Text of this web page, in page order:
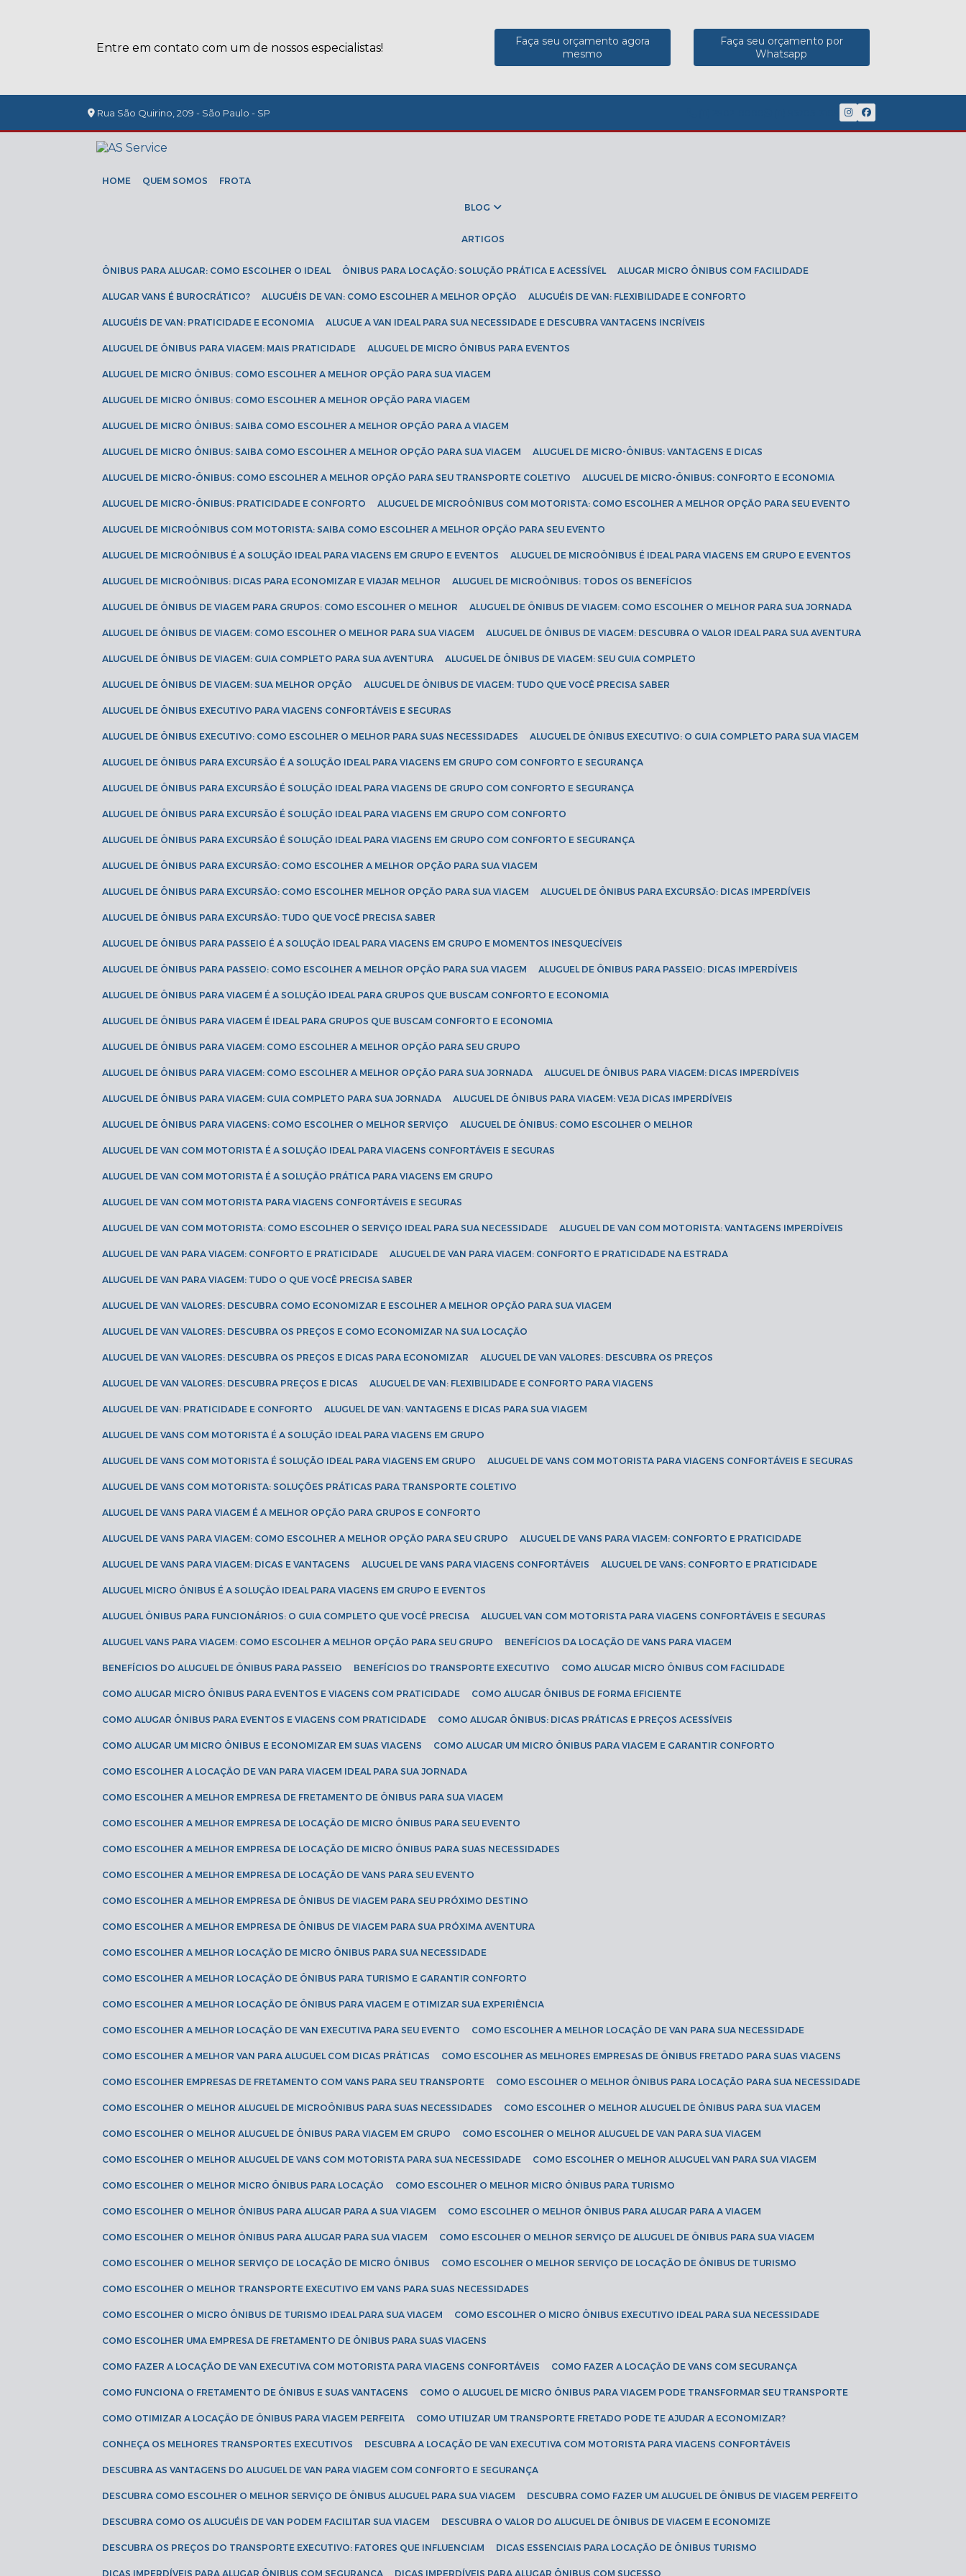
Entre em contato com um de nossos especialistas!
Faça seu orçamento agora
mesmo
Faça seu orçamento por
Whatsapp
Rua São Quirino, 209 - São Paulo - SP
HOME QUEM SOMOS FROTA
BLOG
ARTIGOS
ÔNIBUS PARA ALUGAR: COMO ESCOLHER O IDEAL ÔNIBUS PARA LOCAÇÃO: SOLUÇÃO PRÁTICA E ACESSÍVEL ALUGAR MICRO ÔNIBUS COM FACILIDADE
ALUGAR VANS É BUROCRÁTICO? ALUGUÉIS DE VAN: COMO ESCOLHER A MELHOR OPÇÃO ALUGUÉIS DE VAN: FLEXIBILIDADE E CONFORTO
ALUGUÉIS DE VAN: PRATICIDADE E ECONOMIA ALUGUE A VAN IDEAL PARA SUA NECESSIDADE E DESCUBRA VANTAGENS INCRÍVEIS
ALUGUEL DE ÔNIBUS PARA VIAGEM: MAIS PRATICIDADE ALUGUEL DE MICRO ÔNIBUS PARA EVENTOS
ALUGUEL DE MICRO ÔNIBUS: COMO ESCOLHER A MELHOR OPÇÃO PARA SUA VIAGEM
ALUGUEL DE MICRO ÔNIBUS: COMO ESCOLHER A MELHOR OPÇÃO PARA VIAGEM
ALUGUEL DE MICRO ÔNIBUS: SAIBA COMO ESCOLHER A MELHOR OPÇÃO PARA A VIAGEM
ALUGUEL DE MICRO ÔNIBUS: SAIBA COMO ESCOLHER A MELHOR OPÇÃO PARA SUA VIAGEM ALUGUEL DE MICRO-ÔNIBUS: VANTAGENS E DICAS
ALUGUEL DE MICRO-ÔNIBUS: COMO ESCOLHER A MELHOR OPÇÃO PARA SEU TRANSPORTE COLETIVO ALUGUEL DE MICRO-ÔNIBUS: CONFORTO E ECONOMIA
ALUGUEL DE MICRO-ÔNIBUS: PRATICIDADE E CONFORTO ALUGUEL DE MICROÔNIBUS COM MOTORISTA: COMO ESCOLHER A MELHOR OPÇÃO PARA SEU EVENTO
ALUGUEL DE MICROÔNIBUS COM MOTORISTA: SAIBA COMO ESCOLHER A MELHOR OPÇÃO PARA SEU EVENTO
ALUGUEL DE MICROÔNIBUS É A SOLUÇÃO IDEAL PARA VIAGENS EM GRUPO E EVENTOS ALUGUEL DE MICROÔNIBUS É IDEAL PARA VIAGENS EM GRUPO E EVENTOS
ALUGUEL DE MICROÔNIBUS: DICAS PARA ECONOMIZAR E VIAJAR MELHOR ALUGUEL DE MICROÔNIBUS: TODOS OS BENEFÍCIOS
ALUGUEL DE ÔNIBUS DE VIAGEM PARA GRUPOS: COMO ESCOLHER O MELHOR ALUGUEL DE ÔNIBUS DE VIAGEM: COMO ESCOLHER O MELHOR PARA SUA JORNADA
ALUGUEL DE ÔNIBUS DE VIAGEM: COMO ESCOLHER O MELHOR PARA SUA VIAGEM ALUGUEL DE ÔNIBUS DE VIAGEM: DESCUBRA O VALOR IDEAL PARA SUA AVENTURA
ALUGUEL DE ÔNIBUS DE VIAGEM: GUIA COMPLETO PARA SUA AVENTURA ALUGUEL DE ÔNIBUS DE VIAGEM: SEU GUIA COMPLETO
ALUGUEL DE ÔNIBUS DE VIAGEM: SUA MELHOR OPÇÃO ALUGUEL DE ÔNIBUS DE VIAGEM: TUDO QUE VOCÊ PRECISA SABER
ALUGUEL DE ÔNIBUS EXECUTIVO PARA VIAGENS CONFORTÁVEIS E SEGURAS
ALUGUEL DE ÔNIBUS EXECUTIVO: COMO ESCOLHER O MELHOR PARA SUAS NECESSIDADES ALUGUEL DE ÔNIBUS EXECUTIVO: O GUIA COMPLETO PARA SUA VIAGEM
ALUGUEL DE ÔNIBUS PARA EXCURSÃO É A SOLUÇÃO IDEAL PARA VIAGENS EM GRUPO COM CONFORTO E SEGURANÇA
ALUGUEL DE ÔNIBUS PARA EXCURSÃO É SOLUÇÃO IDEAL PARA VIAGENS DE GRUPO COM CONFORTO E SEGURANÇA
ALUGUEL DE ÔNIBUS PARA EXCURSÃO É SOLUÇÃO IDEAL PARA VIAGENS EM GRUPO COM CONFORTO
ALUGUEL DE ÔNIBUS PARA EXCURSÃO É SOLUÇÃO IDEAL PARA VIAGENS EM GRUPO COM CONFORTO E SEGURANÇA
ALUGUEL DE ÔNIBUS PARA EXCURSÃO: COMO ESCOLHER A MELHOR OPÇÃO PARA SUA VIAGEM
ALUGUEL DE ÔNIBUS PARA EXCURSÃO: COMO ESCOLHER MELHOR OPÇÃO PARA SUA VIAGEM ALUGUEL DE ÔNIBUS PARA EXCURSÃO: DICAS IMPERDÍVEIS
ALUGUEL DE ÔNIBUS PARA EXCURSÃO: TUDO QUE VOCÊ PRECISA SABER
ALUGUEL DE ÔNIBUS PARA PASSEIO É A SOLUÇÃO IDEAL PARA VIAGENS EM GRUPO E MOMENTOS INESQUECÍVEIS
ALUGUEL DE ÔNIBUS PARA PASSEIO: COMO ESCOLHER A MELHOR OPÇÃO PARA SUA VIAGEM ALUGUEL DE ÔNIBUS PARA PASSEIO: DICAS IMPERDÍVEIS
ALUGUEL DE ÔNIBUS PARA VIAGEM É A SOLUÇÃO IDEAL PARA GRUPOS QUE BUSCAM CONFORTO E ECONOMIA
ALUGUEL DE ÔNIBUS PARA VIAGEM É IDEAL PARA GRUPOS QUE BUSCAM CONFORTO E ECONOMIA
ALUGUEL DE ÔNIBUS PARA VIAGEM: COMO ESCOLHER A MELHOR OPÇÃO PARA SEU GRUPO
ALUGUEL DE ÔNIBUS PARA VIAGEM: COMO ESCOLHER A MELHOR OPÇÃO PARA SUA JORNADA ALUGUEL DE ÔNIBUS PARA VIAGEM: DICAS IMPERDÍVEIS
ALUGUEL DE ÔNIBUS PARA VIAGEM: GUIA COMPLETO PARA SUA JORNADA ALUGUEL DE ÔNIBUS PARA VIAGEM: VEJA DICAS IMPERDÍVEIS
ALUGUEL DE ÔNIBUS PARA VIAGENS: COMO ESCOLHER O MELHOR SERVIÇO ALUGUEL DE ÔNIBUS: COMO ESCOLHER O MELHOR
ALUGUEL DE VAN COM MOTORISTA É A SOLUÇÃO IDEAL PARA VIAGENS CONFORTÁVEIS E SEGURAS
ALUGUEL DE VAN COM MOTORISTA É A SOLUÇÃO PRÁTICA PARA VIAGENS EM GRUPO
ALUGUEL DE VAN COM MOTORISTA PARA VIAGENS CONFORTÁVEIS E SEGURAS
ALUGUEL DE VAN COM MOTORISTA: COMO ESCOLHER O SERVIÇO IDEAL PARA SUA NECESSIDADE ALUGUEL DE VAN COM MOTORISTA: VANTAGENS IMPERDÍVEIS
ALUGUEL DE VAN PARA VIAGEM: CONFORTO E PRATICIDADE ALUGUEL DE VAN PARA VIAGEM: CONFORTO E PRATICIDADE NA ESTRADA
ALUGUEL DE VAN PARA VIAGEM: TUDO O QUE VOCÊ PRECISA SABER
ALUGUEL DE VAN VALORES: DESCUBRA COMO ECONOMIZAR E ESCOLHER A MELHOR OPÇÃO PARA SUA VIAGEM
ALUGUEL DE VAN VALORES: DESCUBRA OS PREÇOS E COMO ECONOMIZAR NA SUA LOCAÇÃO
ALUGUEL DE VAN VALORES: DESCUBRA OS PREÇOS E DICAS PARA ECONOMIZAR ALUGUEL DE VAN VALORES: DESCUBRA OS PREÇOS
ALUGUEL DE VAN VALORES: DESCUBRA PREÇOS E DICAS ALUGUEL DE VAN: FLEXIBILIDADE E CONFORTO PARA VIAGENS
ALUGUEL DE VAN: PRATICIDADE E CONFORTO ALUGUEL DE VAN: VANTAGENS E DICAS PARA SUA VIAGEM
ALUGUEL DE VANS COM MOTORISTA É A SOLUÇÃO IDEAL PARA VIAGENS EM GRUPO
ALUGUEL DE VANS COM MOTORISTA É SOLUÇÃO IDEAL PARA VIAGENS EM GRUPO ALUGUEL DE VANS COM MOTORISTA PARA VIAGENS CONFORTÁVEIS E SEGURAS
ALUGUEL DE VANS COM MOTORISTA: SOLUÇÕES PRÁTICAS PARA TRANSPORTE COLETIVO
ALUGUEL DE VANS PARA VIAGEM É A MELHOR OPÇÃO PARA GRUPOS E CONFORTO
ALUGUEL DE VANS PARA VIAGEM: COMO ESCOLHER A MELHOR OPÇÃO PARA SEU GRUPO ALUGUEL DE VANS PARA VIAGEM: CONFORTO E PRATICIDADE
ALUGUEL DE VANS PARA VIAGEM: DICAS E VANTAGENS ALUGUEL DE VANS PARA VIAGENS CONFORTÁVEIS ALUGUEL DE VANS: CONFORTO E PRATICIDADE
ALUGUEL MICRO ÔNIBUS É A SOLUÇÃO IDEAL PARA VIAGENS EM GRUPO E EVENTOS
ALUGUEL ÔNIBUS PARA FUNCIONÁRIOS: O GUIA COMPLETO QUE VOCÊ PRECISA ALUGUEL VAN COM MOTORISTA PARA VIAGENS CONFORTÁVEIS E SEGURAS
ALUGUEL VANS PARA VIAGEM: COMO ESCOLHER A MELHOR OPÇÃO PARA SEU GRUPO BENEFÍCIOS DA LOCAÇÃO DE VANS PARA VIAGEM
BENEFÍCIOS DO ALUGUEL DE ÔNIBUS PARA PASSEIO BENEFÍCIOS DO TRANSPORTE EXECUTIVO COMO ALUGAR MICRO ÔNIBUS COM FACILIDADE
COMO ALUGAR MICRO ÔNIBUS PARA EVENTOS E VIAGENS COM PRATICIDADE COMO ALUGAR ÔNIBUS DE FORMA EFICIENTE
COMO ALUGAR ÔNIBUS PARA EVENTOS E VIAGENS COM PRATICIDADE COMO ALUGAR ÔNIBUS: DICAS PRÁTICAS E PREÇOS ACESSÍVEIS
COMO ALUGAR UM MICRO ÔNIBUS E ECONOMIZAR EM SUAS VIAGENS COMO ALUGAR UM MICRO ÔNIBUS PARA VIAGEM E GARANTIR CONFORTO
COMO ESCOLHER A LOCAÇÃO DE VAN PARA VIAGEM IDEAL PARA SUA JORNADA
COMO ESCOLHER A MELHOR EMPRESA DE FRETAMENTO DE ÔNIBUS PARA SUA VIAGEM
COMO ESCOLHER A MELHOR EMPRESA DE LOCAÇÃO DE MICRO ÔNIBUS PARA SEU EVENTO
COMO ESCOLHER A MELHOR EMPRESA DE LOCAÇÃO DE MICRO ÔNIBUS PARA SUAS NECESSIDADES
COMO ESCOLHER A MELHOR EMPRESA DE LOCAÇÃO DE VANS PARA SEU EVENTO
COMO ESCOLHER A MELHOR EMPRESA DE ÔNIBUS DE VIAGEM PARA SEU PRÓXIMO DESTINO
COMO ESCOLHER A MELHOR EMPRESA DE ÔNIBUS DE VIAGEM PARA SUA PRÓXIMA AVENTURA
COMO ESCOLHER A MELHOR LOCAÇÃO DE MICRO ÔNIBUS PARA SUA NECESSIDADE
COMO ESCOLHER A MELHOR LOCAÇÃO DE ÔNIBUS PARA TURISMO E GARANTIR CONFORTO
COMO ESCOLHER A MELHOR LOCAÇÃO DE ÔNIBUS PARA VIAGEM E OTIMIZAR SUA EXPERIÊNCIA
COMO ESCOLHER A MELHOR LOCAÇÃO DE VAN EXECUTIVA PARA SEU EVENTO COMO ESCOLHER A MELHOR LOCAÇÃO DE VAN PARA SUA NECESSIDADE
COMO ESCOLHER A MELHOR VAN PARA ALUGUEL COM DICAS PRÁTICAS COMO ESCOLHER AS MELHORES EMPRESAS DE ÔNIBUS FRETADO PARA SUAS VIAGENS
COMO ESCOLHER EMPRESAS DE FRETAMENTO COM VANS PARA SEU TRANSPORTE COMO ESCOLHER O MELHOR ÔNIBUS PARA LOCAÇÃO PARA SUA NECESSIDADE
COMO ESCOLHER O MELHOR ALUGUEL DE MICROÔNIBUS PARA SUAS NECESSIDADES COMO ESCOLHER O MELHOR ALUGUEL DE ÔNIBUS PARA SUA VIAGEM
COMO ESCOLHER O MELHOR ALUGUEL DE ÔNIBUS PARA VIAGEM EM GRUPO COMO ESCOLHER O MELHOR ALUGUEL DE VAN PARA SUA VIAGEM
COMO ESCOLHER O MELHOR ALUGUEL DE VANS COM MOTORISTA PARA SUA NECESSIDADE COMO ESCOLHER O MELHOR ALUGUEL VAN PARA SUA VIAGEM
COMO ESCOLHER O MELHOR MICRO ÔNIBUS PARA LOCAÇÃO COMO ESCOLHER O MELHOR MICRO ÔNIBUS PARA TURISMO
COMO ESCOLHER O MELHOR ÔNIBUS PARA ALUGAR PARA A SUA VIAGEM COMO ESCOLHER O MELHOR ÔNIBUS PARA ALUGAR PARA A VIAGEM
COMO ESCOLHER O MELHOR ÔNIBUS PARA ALUGAR PARA SUA VIAGEM COMO ESCOLHER O MELHOR SERVIÇO DE ALUGUEL DE ÔNIBUS PARA SUA VIAGEM
COMO ESCOLHER O MELHOR SERVIÇO DE LOCAÇÃO DE MICRO ÔNIBUS COMO ESCOLHER O MELHOR SERVIÇO DE LOCAÇÃO DE ÔNIBUS DE TURISMO
COMO ESCOLHER O MELHOR TRANSPORTE EXECUTIVO EM VANS PARA SUAS NECESSIDADES
COMO ESCOLHER O MICRO ÔNIBUS DE TURISMO IDEAL PARA SUA VIAGEM COMO ESCOLHER O MICRO ÔNIBUS EXECUTIVO IDEAL PARA SUA NECESSIDADE
COMO ESCOLHER UMA EMPRESA DE FRETAMENTO DE ÔNIBUS PARA SUAS VIAGENS
COMO FAZER A LOCAÇÃO DE VAN EXECUTIVA COM MOTORISTA PARA VIAGENS CONFORTÁVEIS COMO FAZER A LOCAÇÃO DE VANS COM SEGURANÇA
COMO FUNCIONA O FRETAMENTO DE ÔNIBUS E SUAS VANTAGENS COMO O ALUGUEL DE MICRO ÔNIBUS PARA VIAGEM PODE TRANSFORMAR SEU TRANSPORTE
COMO OTIMIZAR A LOCAÇÃO DE ÔNIBUS PARA VIAGEM PERFEITA COMO UTILIZAR UM TRANSPORTE FRETADO PODE TE AJUDAR A ECONOMIZAR?
CONHEÇA OS MELHORES TRANSPORTES EXECUTIVOS DESCUBRA A LOCAÇÃO DE VAN EXECUTIVA COM MOTORISTA PARA VIAGENS CONFORTÁVEIS
DESCUBRA AS VANTAGENS DO ALUGUEL DE VAN PARA VIAGEM COM CONFORTO E SEGURANÇA
DESCUBRA COMO ESCOLHER O MELHOR SERVIÇO DE ÔNIBUS ALUGUEL PARA SUA VIAGEM DESCUBRA COMO FAZER UM ALUGUEL DE ÔNIBUS DE VIAGEM PERFEITO
DESCUBRA COMO OS ALUGUÉIS DE VAN PODEM FACILITAR SUA VIAGEM DESCUBRA O VALOR DO ALUGUEL DE ÔNIBUS DE VIAGEM E ECONOMIZE
DESCUBRA OS PREÇOS DO TRANSPORTE EXECUTIVO: FATORES QUE INFLUENCIAM DICAS ESSENCIAIS PARA LOCAÇÃO DE ÔNIBUS TURISMO
DICAS IMPERDÍVEIS PARA ALUGAR ÔNIBUS COM SEGURANÇA DICAS IMPERDÍVEIS PARA ALUGAR ÔNIBUS COM SUCESSO